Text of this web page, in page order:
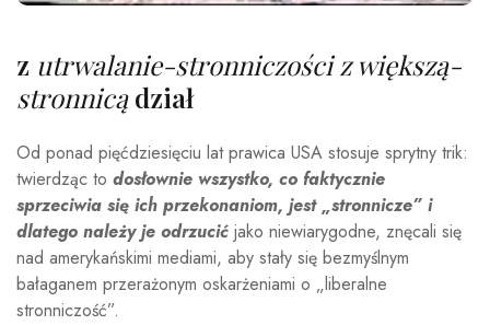
z utrwalanie-stronniczości z większą-
stronnicądział
Od ponad pięćdziesięciu lat prawica USA stosuje sprytny trik:
twierdząc to dosłownie wszystko, co faktycznie
sprzeciwia się ich przekonaniom, jest „stronnicze” i
dlatego należy je odrzucić jako niewiarygodne, znęcali się
nad amerykańskimi mediami, aby stały się bezmyślnym
bałaganem przerażonym oskarżeniami o „liberalne
stronniczość”.